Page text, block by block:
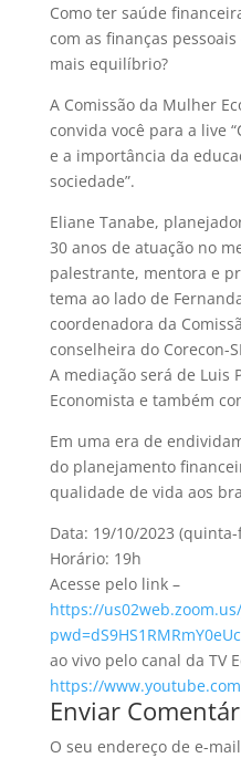
Como ter saúde
com as finanças
mais equilíbrio?
A Comissão da Mulher
convida você para a live
e a importância da
sociedade”.
Eliane Tanabe,
30 anos de atuação no
palestrante, mentora e
tema ao lado de
coordenadora da
conselheira do Corecon-
A mediação será de Luis
Economista e também
Em uma era de
do planejamento
qualidade de vida aos
Data: 19/10/2023
Horário: 19h
Acesse pelo link –
https://
ao vivo pelo canal da TV
https://
Enviar
O seu endereço de e-